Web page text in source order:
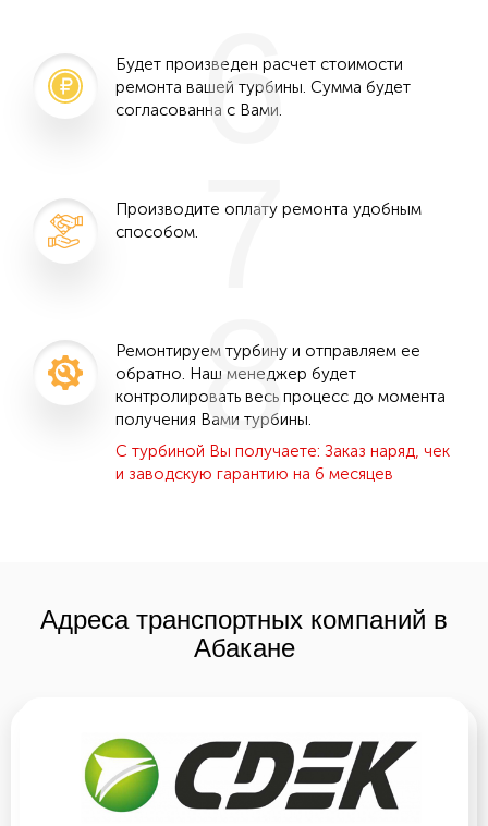
Будет произведен расчет стоимости
ремонта вашей турбины. Сумма будет
согласованна с Вами.
6
Производите оплату ремонта удобным
способом.7
Ремонтируем турбину и отправляем ее
обратно. Наш менеджер будет
контролировать весь процесс до момента
получения Вами турбины.
С турбиной Вы получаете: Заказ наряд, чек
и заводскую гарантию на 6 месяцев
8
Адреса транспортных компаний в
Абакане